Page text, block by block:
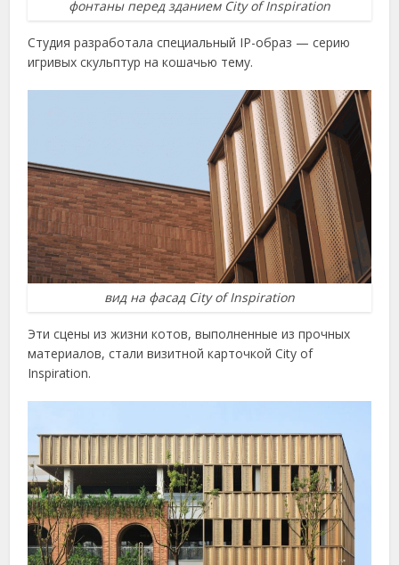
фонтаны перед зданием City of Inspiration
Студия разработала специальный IP-образ — серию
игривых скульптур на кошачью тему.
вид на фасад City of Inspiration
Эти сцены из жизни котов, выполненные из прочных
материалов, стали визитной карточкой City of
Inspiration.